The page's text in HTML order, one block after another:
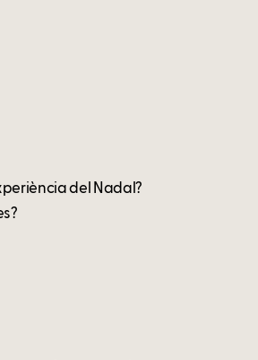
del Nadal?